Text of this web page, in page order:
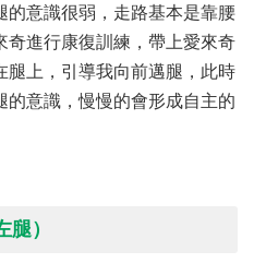
的意識很弱，走路基本是靠腰
奇進行康復訓練，帶上愛來奇
腿上，引導我向前邁腿，此時
的意識，慢慢的會形成自主的
）